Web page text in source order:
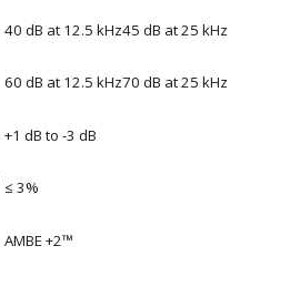
40 dB at 12.5 kHz45 dB at 25 kHz
60 dB at 12.5 kHz70 dB at 25 kHz
+1 dB to -3 dB
≤ 3%
AMBE +2™